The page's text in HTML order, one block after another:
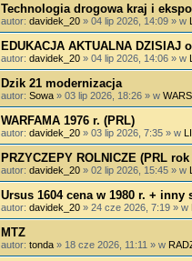
Technologia drogowa kraj i
autor: davidek_20 » 04 lip 2026, 14:09 » w
EDUKACJA AKTUALNA DZISIAJ
autor: davidek_20 » 04 lip 2026, 14:06 » w
Dzik 21 modernizacja
autor: Sowa » 03 lip 2026, 18:26 » w
WARFAMA 1976 r. (PRL)
autor: davidek_20 » 03 lip 2026, 7:35 » w
PRZYCZEPY ROLNICZE (PRL
autor: davidek_20 » 02 lip 2026, 15:45 » w
Ursus 1604 cena w 1980 r. +
autor: davidek_20 » 24 cze 2026, 7:19 » w
MTZ
autor: tonda » 18 cze 2026, 11:11 » w